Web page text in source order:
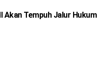
Akan Tempuh Jalur Hukum